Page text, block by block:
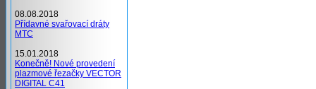
08.08.2018
Přídavné svařovací dráty
MTC
15.01.2018
Konečně! Nové provedení
plazmové řezačky VECTOR
DIGITAL C41